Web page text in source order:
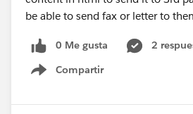
be able to send fax or letter to
0 Me gusta
2
Compartir
Show menu